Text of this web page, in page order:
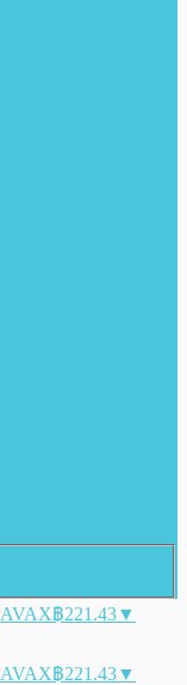
AVAX฿221.43▼
AVAX฿221.43▼